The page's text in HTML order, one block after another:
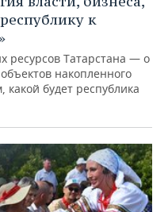
к
ресурсов Татарстана — о
накопленного
будет республика